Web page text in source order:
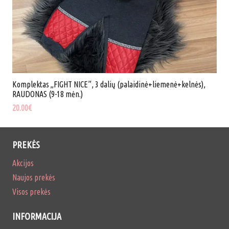
Komplektas „FIGHT NICE”, 3 dalių (palaidinė+liemenė+kelnės),
RAUDONAS (9-18 mėn.)
20.00€
PREKĖS
Akcijos
Naujos prekės
Visos prekės
INFORMACIJA